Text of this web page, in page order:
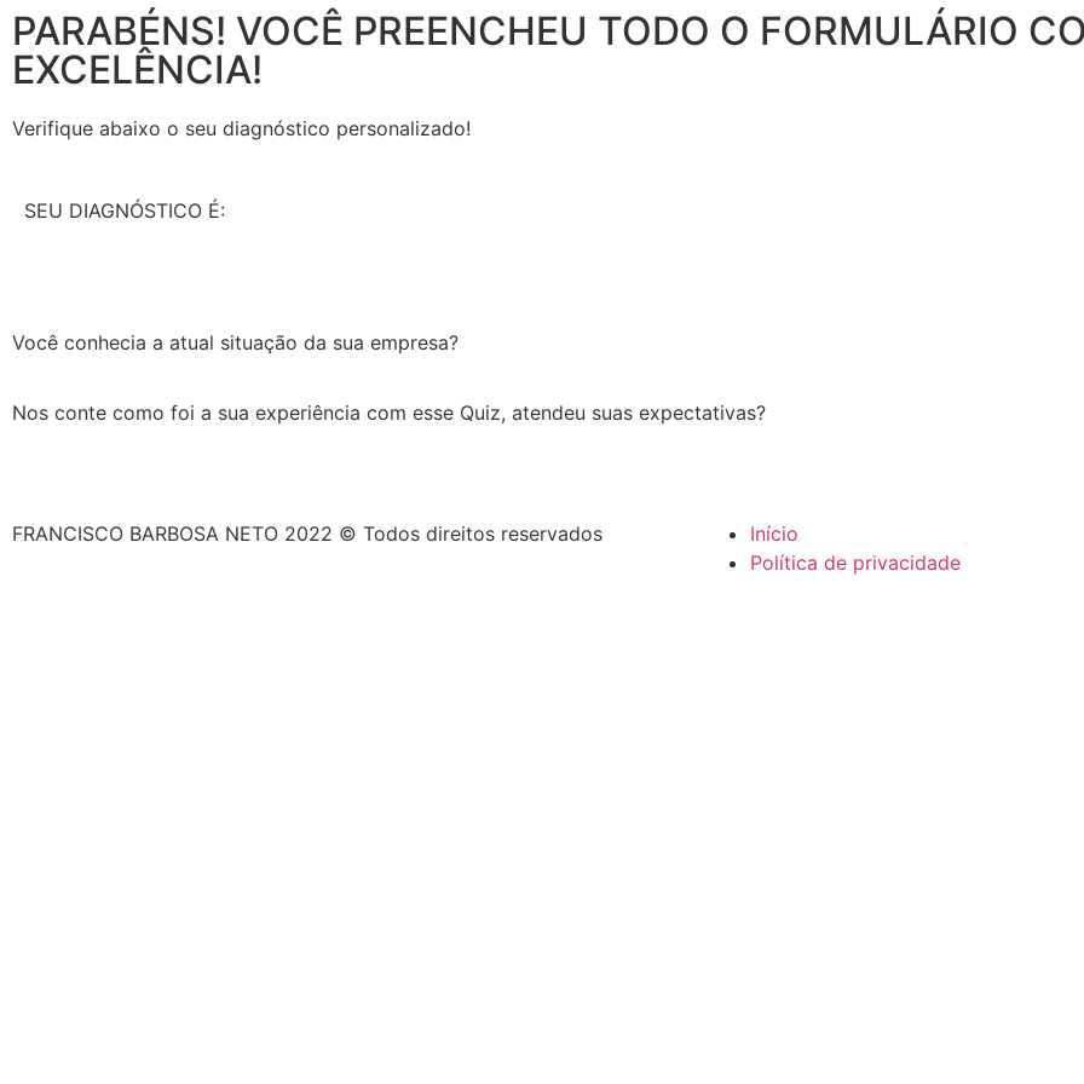
PARABÉNS! VOCÊ PREENCHEU TODO O FORMULÁRIO
EXCELÊNCIA!
Verifique abaixo o seu diagnóstico personalizado!
SEU DIAGNÓSTICO É:
Você conhecia a atual situação da sua empresa?
Nos conte como foi a sua experiência com esse Quiz, atendeu suas expectativas?
FRANCISCO BARBOSA NETO 2022 © Todos direitos reservados
Início
Política de privacidade